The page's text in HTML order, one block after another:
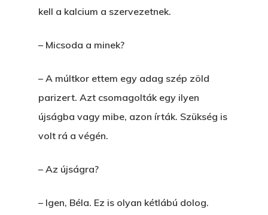
kell a kalcium a szervezetnek.
– Micsoda a minek?
– A múltkor ettem egy adag szép zöld
parizert. Azt csomagolták egy ilyen
újságba vagy mibe, azon írták. Szükség is
volt rá a végén.
– Az újságra?
– Igen, Béla. Ez is olyan kétlábú dolog.